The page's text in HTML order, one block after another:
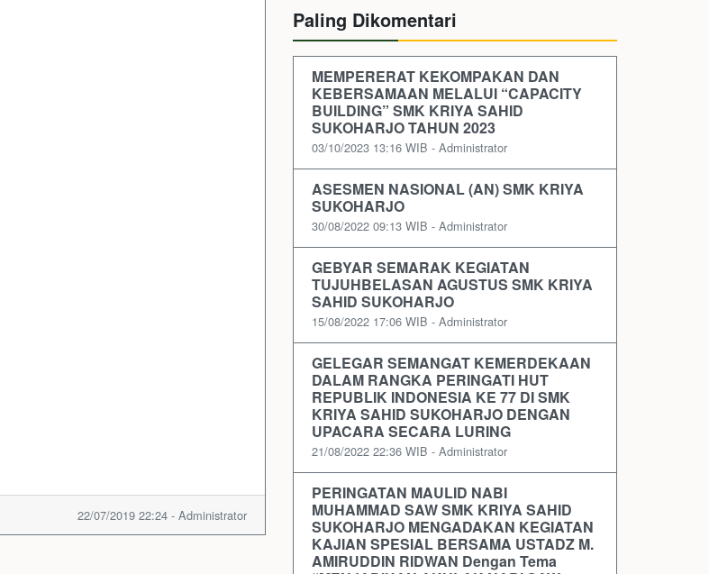
22/07/2019 22:24 - Administrator
Paling Dikomentari
MEMPERERAT KEKOMPAKAN DAN
KEBERSAMAAN MELALUI “CAPACITY
BUILDING” SMK KRIYA SAHID
SUKOHARJO TAHUN 2023
03/10/2023 13:16 WIB - Administrator
ASESMEN NASIONAL (AN) SMK KRIYA
SUKOHARJO
30/08/2022 09:13 WIB - Administrator
GEBYAR SEMARAK KEGIATAN
TUJUHBELASAN AGUSTUS SMK KRIYA
SAHID SUKOHARJO
15/08/2022 17:06 WIB - Administrator
GELEGAR SEMANGAT KEMERDEKAAN
DALAM RANGKA PERINGATI HUT
REPUBLIK INDONESIA KE 77 DI SMK
KRIYA SAHID SUKOHARJO DENGAN
UPACARA SECARA LURING
21/08/2022 22:36 WIB - Administrator
PERINGATAN MAULID NABI
MUHAMMAD SAW SMK KRIYA SAHID
SUKOHARJO MENGADAKAN KEGIATAN
KAJIAN SPESIAL BERSAMA USTADZ M.
AMIRUDDIN RIDWAN Dengan Tema